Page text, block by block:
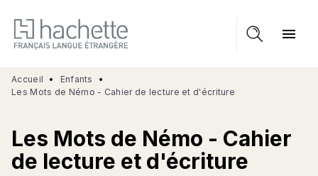
MENU RECHERCHE
CONTENU
PIED DE PAGE
menu
Accueil • Enfants
•
Les Mots de Némo - Cahier de lecture et d'écriture
Les Mots de Némo - Cahier
de lecture et d'écriture